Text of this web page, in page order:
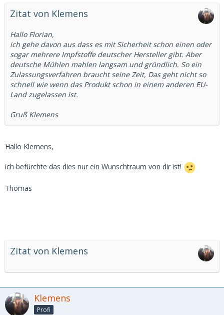
Zitat von Klemens
Hallo Florian,
ich gehe davon aus dass es mit Sicherheit schon einen oder
sogar mehrere Impfstoffe deutscher Hersteller gibt. Aber
deutsche Mühlen mahlen langsam und gründlich. So ein
Zulassungsverfahren braucht seine Zeit, Das geht nicht so
schnell wie wenn das Produkt schon in einem anderen EU-
Land zugelassen ist.
Gruß Klemens
Hallo Klemens,
ich befürchte das dies nur ein Wunschtraum von dir ist!
Thomas
Zitat von Klemens
Klemens
Profi